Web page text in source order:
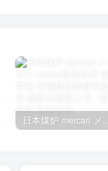
日本煤炉 mercari メルカリ cookie提取技术